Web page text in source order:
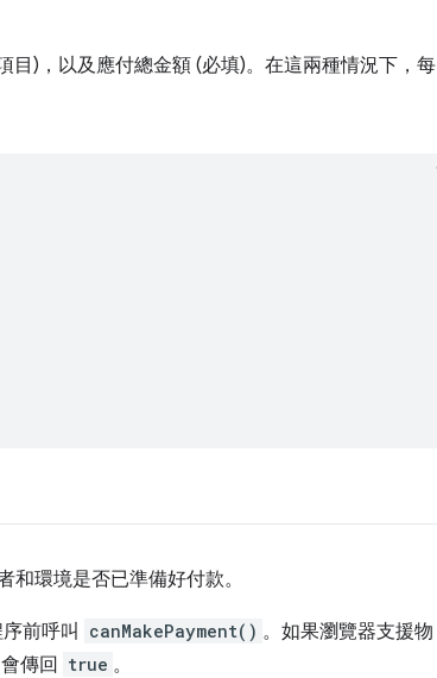
)，以及應付總金額 (必填)。在這兩種情況下，每
和環境是否已準備好付款。
前呼叫 canMakePayment() 。如果瀏覽器支援物
會傳回 true 。